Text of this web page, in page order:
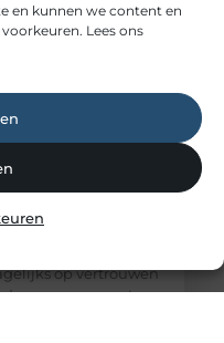
en kunnen we content en
Lees ons
storingen en
op vertrouwen
Lampen, apparaten,